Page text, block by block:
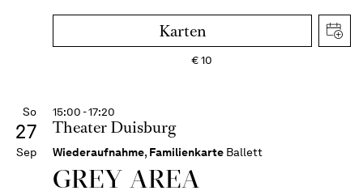
Karten
€10
So
27
Sep
15:00 - 17:20
Theater Duisburg
Wiederaufnahme, Familienkarte Ballett
GREY AREA